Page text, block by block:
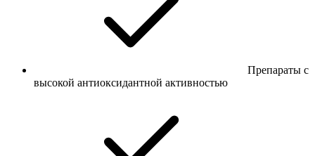
Препараты с
высокой антиоксидантной активностью